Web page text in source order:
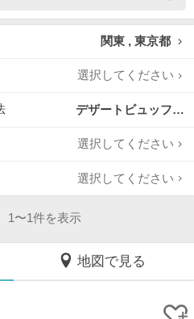
関東 , 東京都
選択してください
デザートビュッフェ対応可,
選択してください
選択してください
〜1件を表示
地図で見る